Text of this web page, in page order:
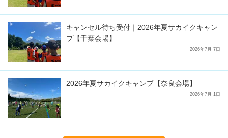
キャンセル待ち受付｜2026年夏サカイクキャン
プ【千葉会場】
2026年7月 7日
2026年夏サカイクキャンプ【奈良会場】
2026年7月 1日